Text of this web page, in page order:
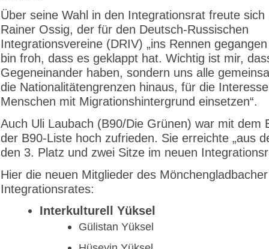
Über seine Wahl in den Integrationsrat freute sich
Rainer Ossig, der für den Deutsch-Russischen
Integrationsvereine (DRIV) „ins Rennen
bin froh, dass es geklappt hat. Wichtig ist mir,
Gegeneinander haben, sondern uns alle
die Nationalitätengrenzen hinaus, für die
Menschen mit Migrationshintergrund einsetzen“.
Auch Uli Laubach (B90/Die Grünen) war mit dem
der B90-Liste hoch zufrieden. Sie erreichte „aus
den 3. Platz und zwei Sitze im neuen
Hier die neuen Mitglieder des Mönchengladbacher
Integrationsrates:
Interkulturell Yüksel
Gülistan Yüksel